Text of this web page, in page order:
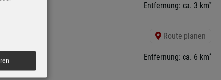
Entfernung: ca. 3 km*
Route planen
Entfernung: ca. 6 km*